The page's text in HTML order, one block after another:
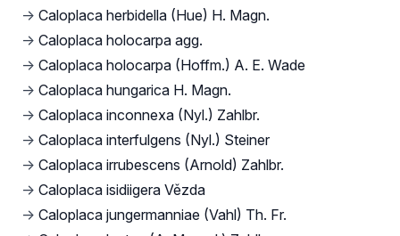
→ Caloplaca herbidella (Hue) H. Magn.
→ Caloplaca holocarpa agg.
→ Caloplaca holocarpa (Hoffm.) A. E. Wade
→ Caloplaca hungarica H. Magn.
→ Caloplaca inconnexa (Nyl.) Zahlbr.
→ Caloplaca interfulgens (Nyl.) Steiner
→ Caloplaca irrubescens (Arnold) Zahlbr.
→ Caloplaca isidiigera Vězda
→ Caloplaca jungermanniae (Vahl) Th. Fr.